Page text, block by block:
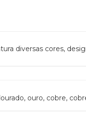
diversas cores,
ouro, cobre,